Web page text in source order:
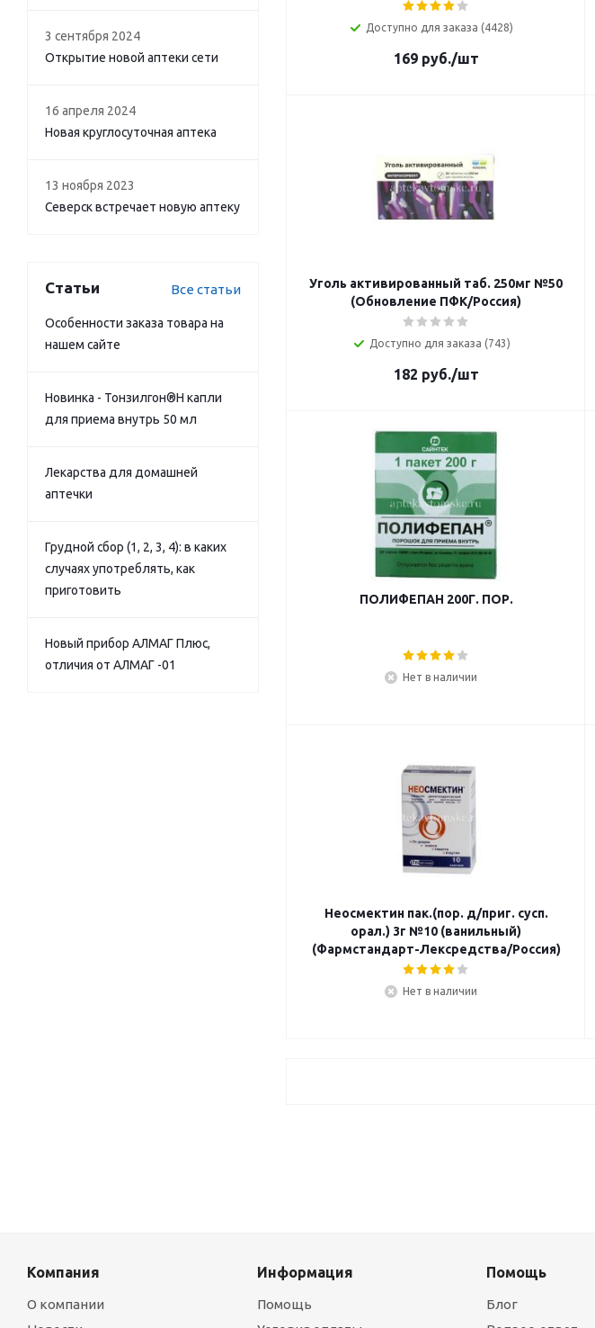
Доступно для заказа (4428)
169руб./шт
Уголь активированный таб. 250мг №50
(Обновление ПФК/Россия)
Доступно для заказа (743)
182 руб./шт
ПОЛИФЕПАН 200Г. ПОР.
Нет в наличии
Неосмектин пак.(пор. д/приг. сусп.
орал.) 3г №10 (ванильный)
(Фармстандарт-Лексредства/Россия)
Нет в наличии
3 сентября 2024
Открытие новой аптеки сети
16 апреля 2024
Новая круглосуточная аптека
13 ноября 2023
Северск встречает новую аптеку
Статьи Все статьи
Особенности заказа товара на
нашем сайте
Новинка - Тонзилгон®Н капли
для приема внутрь 50 мл
Лекарства для домашней
аптечки
Грудной сбор (1, 2, 3, 4): в каких
случаях употреблять, как
приготовить
Новый прибор АЛМАГ Плюс,
отличия от АЛМАГ -01
Компания
О компании
Информация
Помощь
Помощь
Блог